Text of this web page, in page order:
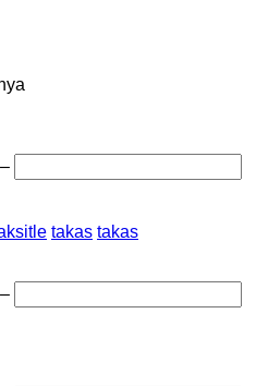
–
takas takas
–